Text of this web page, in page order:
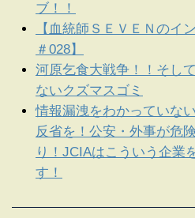
ブ！！
【血統師ＳＥＶＥＮのイ
＃028】
河原乞食大戦争！！そし
ないクズマスゴミ
情報漏洩をわかっていな
反省を！公安・外事が危
り！JCIAはこういう企業
す！